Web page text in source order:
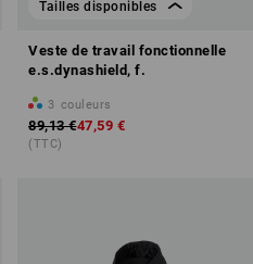
Tailles disponibles
Veste de travail fonctionnelle
e.s.dynashield, f.
3 couleurs
89,13 €47,59 €
(TTC)